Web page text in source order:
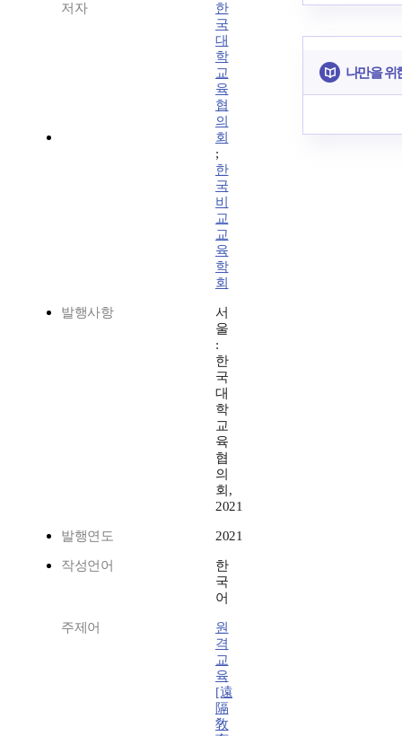
저자
한
국
대
학
교
육
협
의
회
;
한
국
비
교
교
육
학
회
발행사항
서
울
:
한
국
대
학
교
육
협
의
회,
2021
발행연도 2021
작성언어
한
국
어
주제어
원
격
교
육
[遠
隔
敎
나만을 위